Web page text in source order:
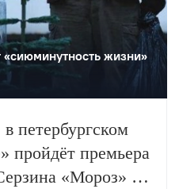
жизни»
петербургском
пройдёт премьера
«Мороз» по